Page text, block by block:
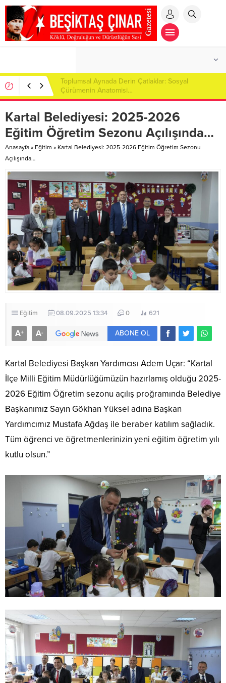
Toplumsal Aynada Derin Çatlaklar: Sosyal
Çürümenin Anatomisi…
Kartal Belediyesi: 2025-2026
Eğitim Öğretim Sezonu Açılışında…
Anasayfa » Eğitim » Kartal Belediyesi: 2025-2026 Eğitim Öğretim Sezonu
Açılışında…
Eğitim 08.09.2025 13:34 0 621
A+ A- ABONE OL
Kartal Belediyesi Başkan Yardımcısı Adem Uçar: “Kartal
İlçe Milli Eğitim Müdürlüğümüzün hazırlamış olduğu 2025-
2026 Eğitim Öğretim sezonu açılış proğramında Belediye
Başkanımız Sayın Gökhan Yüksel adına Başkan
Yardımcımız Mustafa Ağdaş ile beraber katılım sağladık.
Tüm öğrenci ve öğretmenlerinizin yeni eğitim öğretim yılı
kutlu olsun.”